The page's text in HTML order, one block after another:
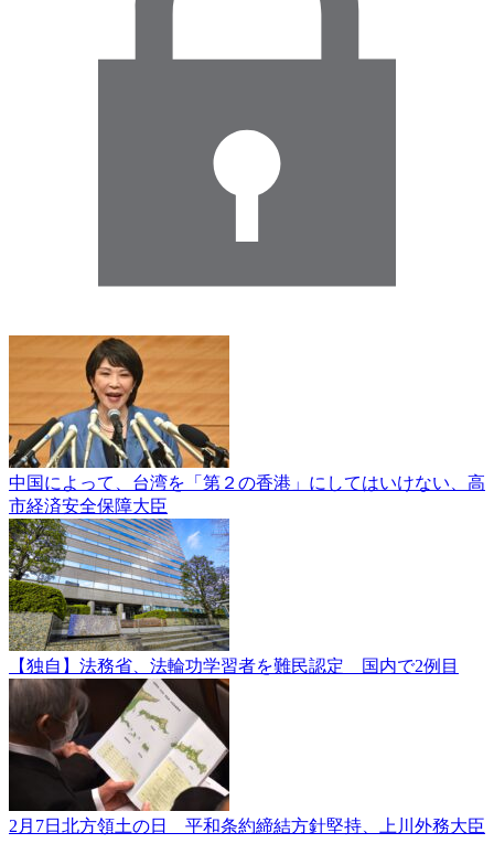
中国によって、台湾を「第２の香港」にしてはいけない、高
市経済安全保障大臣
【独自】法務省、法輪功学習者を難民認定 国内で2例目
2月7日北方領土の日 平和条約締結方針堅持、上川外務大臣